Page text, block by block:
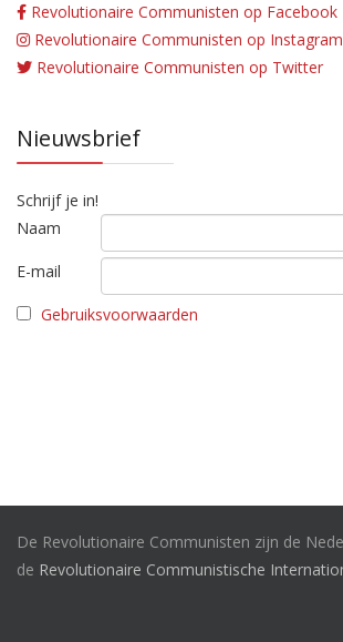
Revolutionaire Communisten op Facebook
Revolutionaire Communisten op Instagram
Revolutionaire Communisten op Twitter
Nieuwsbrief
Schrijf je in!
Naam
E-mail
Gebruiksvoorwaarden
De Revolutionaire Communisten zijn de
de Revolutionaire Communistische